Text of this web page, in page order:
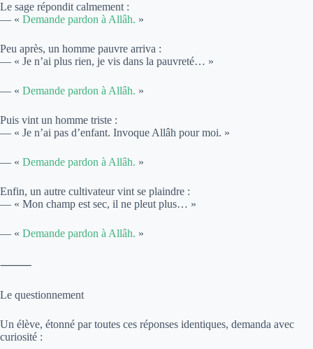
Le sage répondit calmement :
— « Demande pardon à Allâh. »
Peu après, un homme pauvre arriva :
— « Je n’ai plus rien, je vis dans la pauvreté… »
— « Demande pardon à Allâh. »
Puis vint un homme triste :
— « Je n’ai pas d’enfant. Invoque Allâh pour moi. »
— « Demande pardon à Allâh. »
Enfin, un autre cultivateur vint se plaindre :
— « Mon champ est sec, il ne pleut plus… »
— « Demande pardon à Allâh. »
⸻
Le questionnement
Un élève, étonné par toutes ces réponses identiques, demanda avec
curiosité :